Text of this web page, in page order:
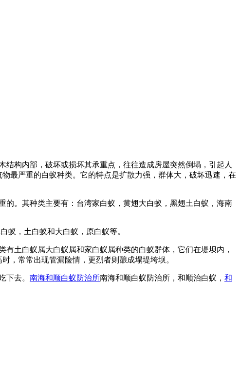
构内部，破坏或损坏其承重点，往往造成房屋突然倒塌，引起人
最严重的白蚁种类。它的特点是扩散力强，群体大，破坏迅速，在
。其种类主要有：台湾家白蚁，黄翅大白蚁，黑翅土白蚁，海南
蚁，土白蚁和大白蚁，原白蚁等。
土白蚁属大白蚁属和家白蚁属种类的白蚁群体，它们在堤坝内，
，常常出现管漏险情，更烈者则酿成塌堤垮坝。
下去。 南海和顺白蚁防治所南海和顺白蚁防治所，和顺治白蚁， 和